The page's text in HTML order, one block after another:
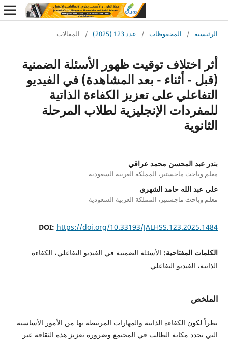
/ المحفوظات / عدد 123 (2025) / المقالات
توقيت ظهور الأسئلة الضمنية
أثناء - بعد المشاهدة) في الفيديو
على تعزيز الكفاءة الذاتية
الإنجليزية لطلاب المرحلة
المحسن محمد عراقي
ماجستير، المملكة العربية السعودية
الله حامد الشهري
ماجستير، المملكة العربية السعودية
DOI:https://doi.org/10.33193/
المفتاحية:الأسئلة الضمنية في الفيديو التفاعلي، الكفاءة
الفيديو التفاعلي
الكفاءة الذاتية والمهارات المرتبطة بها من الأمور الأساسية
مكانة الطالب في المجتمع وضرورة تعزيز هذه الثقافة عبر